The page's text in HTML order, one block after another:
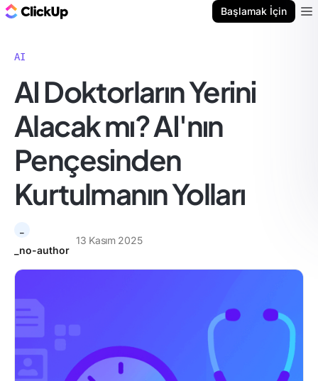
Başlamak İçin
AI
AI Doktorların Yerini
Alacak mı? AI'nın
Pençesinden
Kurtulmanın Yolları
_no-author
13 Kasım 2025